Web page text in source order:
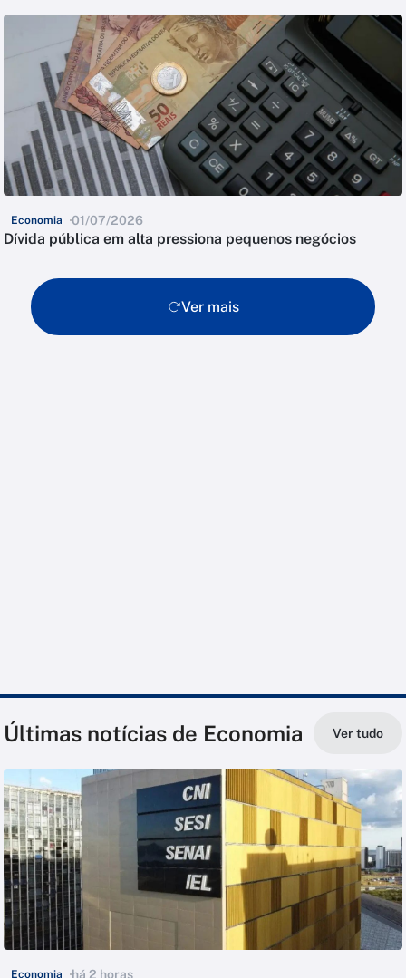
Economia 01/07/2026
Dívida pública em alta pressiona pequenos negócios
Ver mais
Últimas notícias de Economia Ver tudo
Economia há 2 horas